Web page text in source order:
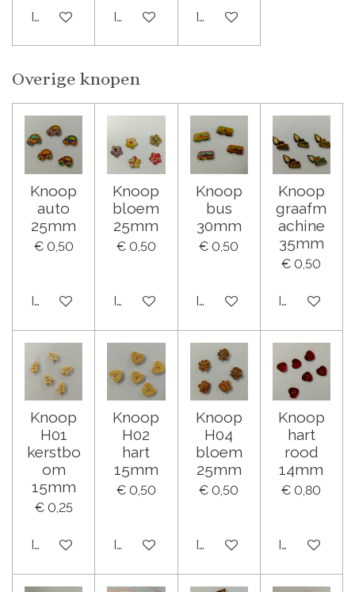
In winkelwagenIn winkelwagenIn winkelwagen
Overige knopen
Knoop
auto
25mm
€ 0,50
In winkelwagen
Knoop
bloem
25mm
€ 0,50
In winkelwagen
Knoop
bus
30mm
€ 0,50
In winkelwagen
Knoop
graafm
achine
35mm
€ 0,50
In
Knoop
H01
kerstbo
om
15mm
€ 0,25
In winkelwagen
Knoop
H02
hart
15mm
€ 0,50
In winkelwagen
Knoop
H04
bloem
25mm
€ 0,50
In winkelwagen
Knoop
hart
rood
14mm
€ 0,80
In